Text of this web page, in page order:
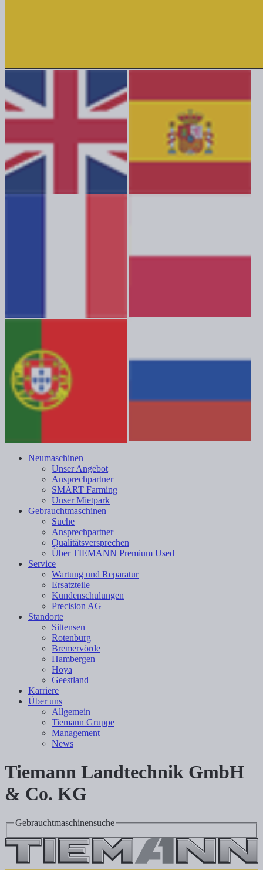
Neumaschinen
Unser Angebot
Ansprechpartner
SMART Farming
Unser Mietpark
Gebrauchtmaschinen
Suche
Ansprechpartner
Qualitätsversprechen
Über TIEMANN Premium Used
Service
Wartung und Reparatur
Ersatzteile
Kundenschulungen
Precision AG
Standorte
Sittensen
Rotenburg
Bremervörde
Hambergen
Hoya
Geestland
Karriere
Über uns
Allgemein
Tiemann Gruppe
Management
News
Tiemann Landtechnik GmbH
& Co. KG
Gebrauchtmaschinensuche